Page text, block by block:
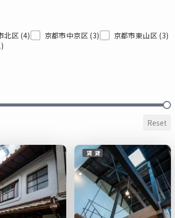
北区(4) 京都市中京区 (3) 京都市東山区 (3)
Reset
賃貸